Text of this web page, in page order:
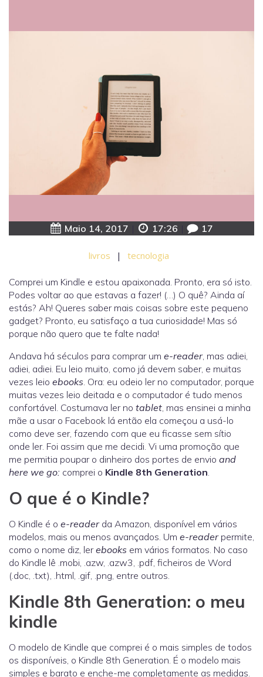
Maio 14, 2017 17:26 17
livros | tecnologia
Comprei um Kindle e estou apaixonada. Pronto, era só isto.
Podes voltar ao que estavas a fazer! (…) O quê? Ainda aí
estás? Ah! Queres saber mais coisas sobre este pequeno
gadget? Pronto, eu satisfaço a tua curiosidade! Mas só
porque não quero que te falte nada!
Andava há séculos para comprar um e-reader, mas adiei,
adiei, adiei. Eu leio muito, como já devem saber, e muitas
vezes leio ebooks. Ora: eu odeio ler no computador, porque
muitas vezes leio deitada e o computador é tudo menos
confortável. Costumava ler no tablet, mas ensinei a minha
mãe a usar o Facebook lá então ela começou a usá-lo
como deve ser, fazendo com que eu ficasse sem sítio
onde ler. Foi assim que me decidi. Vi uma promoção que
me permitia poupar o dinheiro dos portes de envio and
here we go: comprei o Kindle 8th Generation.
O que é o Kindle?
O Kindle é o e-readerda Amazon, disponível em vários
modelos, mais ou menos avançados. Um e-readerpermite,
como o nome diz, lerebooks em vários formatos. No caso
do Kindle lê .mobi, .azw, .azw3, .pdf, ficheiros de Word
(.doc, .txt), .html, .gif, .png, entre outros.
Kindle 8th Generation: o meu
kindle
O modelo de Kindle que comprei é o mais simples de todos
os disponíveis, o Kindle 8th Generation. É o modelo mais
simples e barato e enche-me completamente as medidas.